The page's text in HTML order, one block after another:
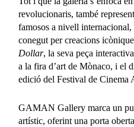
revolucionaris, també
famosos a nivell
conegut per creacions
Dollar, la seva peça interactiva
a la fira d’art de Mònaco, i el
edició del Festival de Cinema
GAMAN Gallery marca un
artístic, oferint una porta